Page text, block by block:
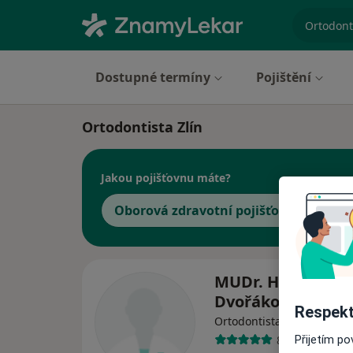
Dostupné termíny Pojištění
Ortodontista Zlín
Jakou pojišťovnu máte?
Oborová zdravotní pojišťovna
MUDr. Helena
Dvořáková
Ortodontista
8 názorů
Přijetím